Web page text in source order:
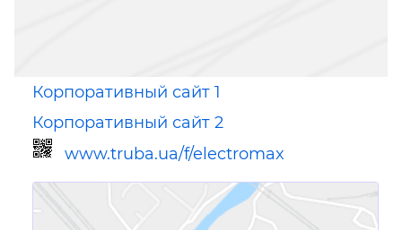
Корпоративный сайт 1
Корпоративный сайт 2
www.truba.ua/f/electromax